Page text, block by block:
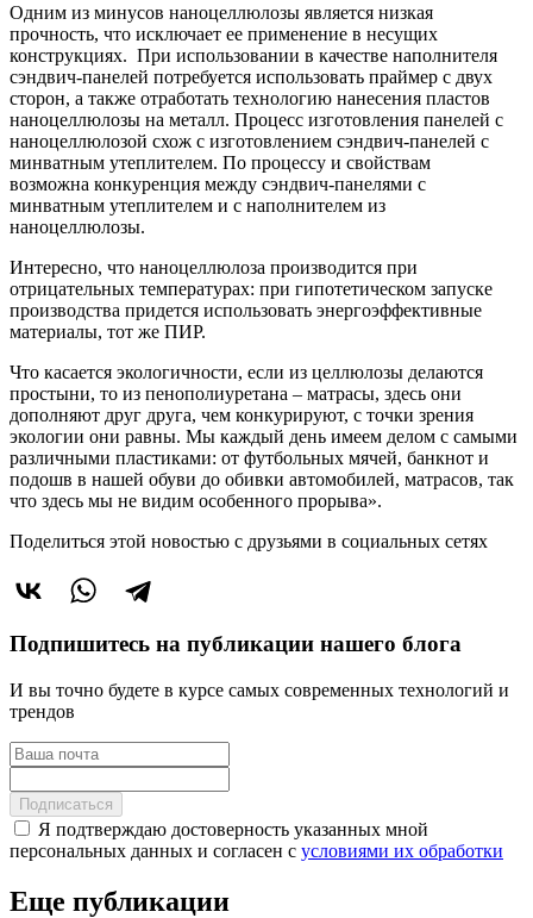
Одним из минусов наноцеллюлозы является низкая
прочность, что исключает ее применение в несущих
конструкциях. При использовании в качестве наполнителя
сэндвич-панелей потребуется использовать праймер с двух
сторон, а также отработать технологию нанесения пластов
наноцеллюлозы на металл. Процесс изготовления панелей с
наноцеллюлозой схож с изготовлением сэндвич-панелей с
минватным утеплителем. По процессу и свойствам
возможна конкуренция между сэндвич-панелями с
минватным утеплителем и с наполнителем из
наноцеллюлозы.
Интересно, что наноцеллюлоза производится при
отрицательных температурах: при гипотетическом запуске
производства придется использовать энергоэффективные
материалы, тот же ПИР.
Что касается экологичности, если из целлюлозы делаются
простыни, то из пенополиуретана – матрасы, здесь они
дополняют друг друга, чем конкурируют, с точки зрения
экологии они равны. Мы каждый день имеем делом с самыми
различными пластиками: от футбольных мячей, банкнот и
подошв в нашей обуви до обивки автомобилей, матрасов, так
что здесь мы не видим особенного прорыва».
Поделиться этой новостью с друзьями в социальных сетях
Подпишитесь на публикации нашего блога
И вы точно будете в курсе самых современных технологий и
трендов
Подписаться
Я подтверждаю достоверность указанных мной
персональных данных и согласен с условиями их обработки
Еще публикации